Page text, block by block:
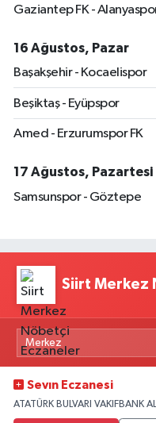
Gaziantep FK -
16 Ağustos, Pazar
Başakşehir - Kocaelispor
Beşiktaş - Eyüpspor
Amed - Erzurumspor FK
17 Ağustos, Pazartesi
Samsunspor - Göztepe
Siirt Merkez
Sevın Eczanesi
ATATÜRK BULVARI VAKIFBANK